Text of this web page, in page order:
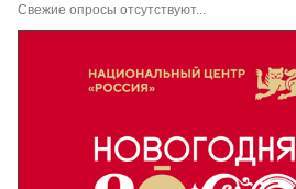
Свежие опросы отсутствуют...